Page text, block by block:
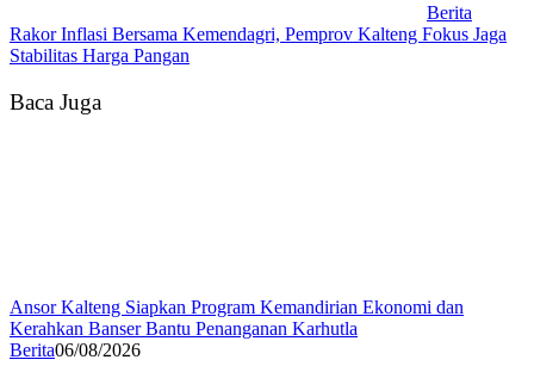
Berita
Rakor Inflasi Bersama Kemendagri, Pemprov Kalteng Fokus Jaga
Stabilitas Harga Pangan
Baca Juga
Ansor Kalteng Siapkan Program Kemandirian Ekonomi dan
Kerahkan Banser Bantu Penanganan Karhutla
Berita06/08/2026